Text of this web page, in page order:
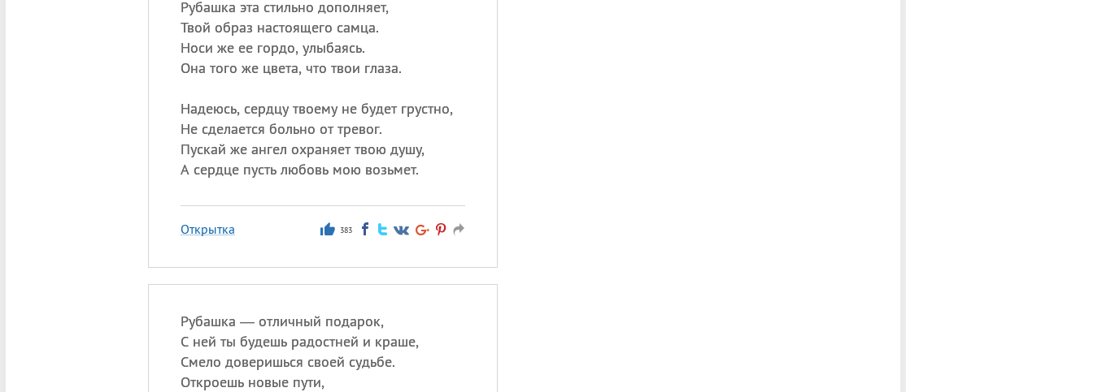
Рубашка эта стильно дополняет,
Твой образ настоящего самца.
Носи же ее гордо, улыбаясь.
Она того же цвета, что твои глаза.
Надеюсь, сердцу твоему не будет грустно,
Не сделается больно от тревог.
Пускай же ангел охраняет твою душу,
А сердце пусть любовь мою возьмет.
Открытка 383
Рубашка — отличный подарок,
С ней ты будешь радостней и краше,
Смело доверишься своей судьбе.
Откроешь новые пути,